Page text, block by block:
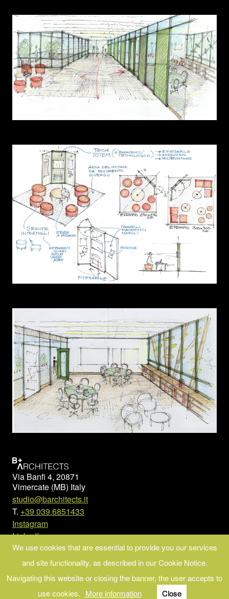
We use cookies that are essential to provide you our services
and site functionality, as described in our Cookie Notice.
Navigating this website or closing the banner, the user accepts to
use cookies. More information Close
Via Banfi 4, 20871
Vimercate (MB) Italy
studio@barchitects.it
T. +39 039.6851433
Instagram
LinkedIn
PI/CF: 02372910964
Privacy
Cookie policy
Web Agency Brand039